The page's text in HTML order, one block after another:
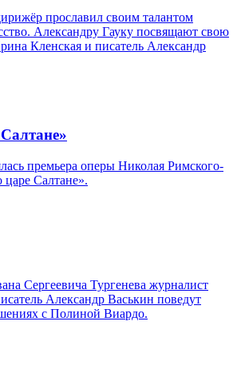
прославил своим талантом
Александру Гауку посвящают свою
Кленская и писатель Александр
премьера оперы Николая Римского-
царе Салтане».
Сергеевича Тургенева журналист
Александр Васькин поведут
с Полиной Виардо.